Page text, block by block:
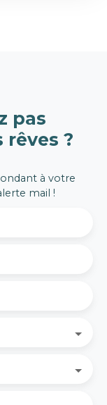
pas
?
à votre
mail !